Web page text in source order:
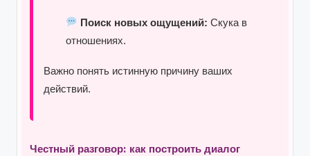
Поиск новых ощущений: Скука в
отношениях.
Важно понять истинную причину ваших
действий.
Честный разговор: как построить диалог